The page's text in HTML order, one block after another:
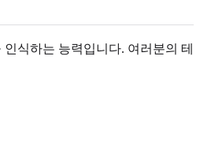
식하는 능력입니다. 여러분의 테